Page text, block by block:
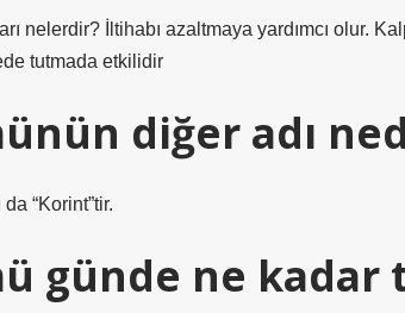
nelerdir? İltihabı azaltmaya yardımcı olur.
tutmada etkilidir
diğer adı
“Korint”tir.
günde ne